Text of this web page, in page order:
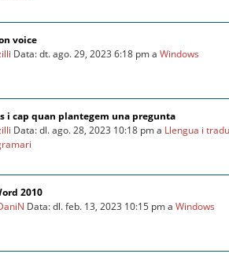
voice
Data: dt. ago. 29, 2023 6:18 pm aWindows
i cap quan plantegem una pregunta
Data: dl. ago. 28, 2023 10:18 pm a Llengua i
2010
Data: dl. feb. 13, 2023 10:15 pm aWindows